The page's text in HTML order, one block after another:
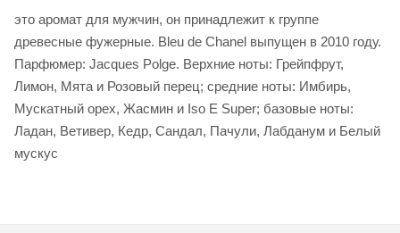
это аромат для мужчин, он принадлежит к группе
древесные фужерные. Bleu de Chanel выпущен в 2010 году.
Парфюмер: Jacques Polge. Верхние ноты: Грейпфрут,
Лимон, Мята и Розовый перец; средние ноты: Имбирь,
Мускатный орех, Жасмин и Iso E Super; базовые ноты:
Ладан, Ветивер, Кедр, Сандал, Пачули, Лабданум и Белый
мускус